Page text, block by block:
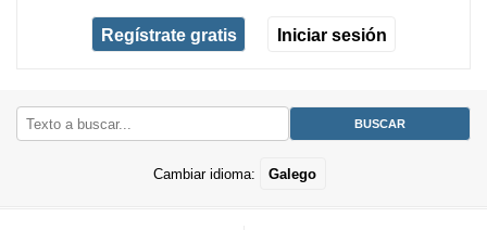
Regístrate gratis Iniciar sesión
Cambiar idioma: Galego